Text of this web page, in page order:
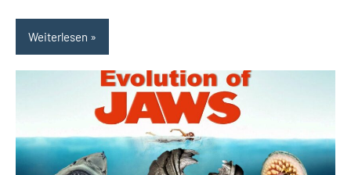
Weiterlesen